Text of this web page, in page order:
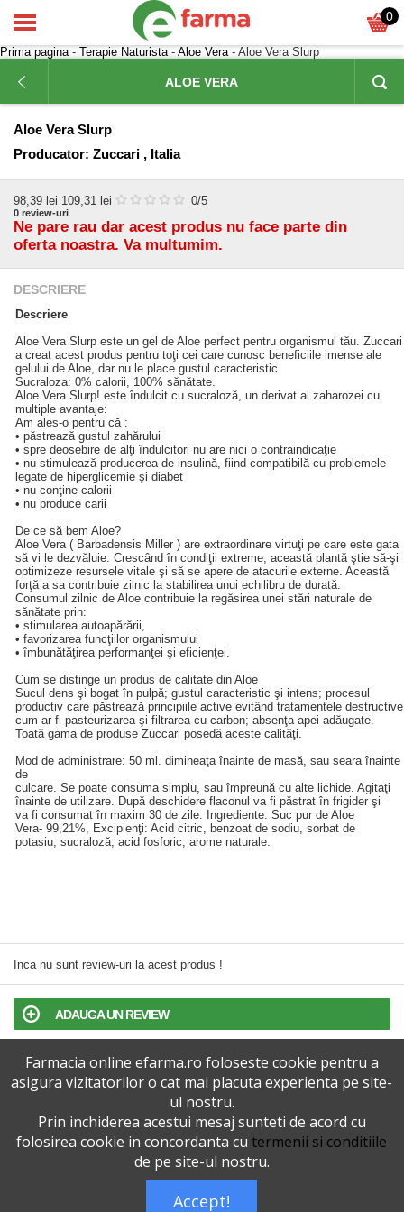
0
Prima pagina- Terapie Naturista- Aloe Vera- Aloe Vera Slurp
ALOE VERA
Aloe Vera Slurp
Producator: Zuccari , Italia
98,39 lei 109,31 lei 0/5
0 review-uri
Ne pare rau dar acest produs nu face parte din
oferta noastra. Va multumim.
DESCRIERE
Descriere
Aloe Vera Slurp este un gel de Aloe perfect pentru organismul tău. Zuccari
a creat acest produs pentru toţi cei care cunosc beneficiile imense ale
gelului de Aloe, dar nu le place gustul caracteristic.
Sucraloza: 0% calorii, 100% sănătate.
Aloe Vera Slurp! este îndulcit cu sucraloză, un derivat al zaharozei cu
multiple avantaje:
Am ales-o pentru că :
• păstrează gustul zahărului
• spre deosebire de alţi îndulcitori nu are nici o contraindicaţie
• nu stimulează producerea de insulină, fiind compatibilă cu problemele
legate de hiperglicemie şi diabet
• nu conţine calorii
• nu produce carii
De ce să bem Aloe?
Aloe Vera ( Barbadensis Miller ) are extraordinare virtuţi pe care este gata
să vi le dezvăluie. Crescând în condiţii extreme, această plantă ştie să-şi
optimizeze resursele vitale şi să se apere de atacurile externe. Această
forţă a sa contribuie zilnic la stabilirea unui echilibru de durată.
Consumul zilnic de Aloe contribuie la regăsirea unei stări naturale de
sănătate prin:
• stimularea autoapărării,
• favorizarea funcţiilor organismului
• îmbunătăţirea performanţei şi eficienţei.
Cum se distinge un produs de calitate din Aloe
Sucul dens şi bogat în pulpă; gustul caracteristic şi intens; procesul
productiv care păstrează principiile active evitând tratamentele destructive
cum ar fi pasteurizarea şi filtrarea cu carbon; absenţa apei adăugate.
Toată gama de produse Zuccari posedă aceste calităţi.
Mod de administrare: 50 ml. dimineaţa înainte de masă, sau seara înainte
de
culcare. Se poate consuma simplu, sau împreună cu alte lichide. Agitaţi
înainte de utilizare. După deschidere flaconul va fi păstrat în frigider şi
va fi consumat în maxim 30 de zile. Ingrediente: Suc pur de Aloe
Vera- 99,21%, Excipienţi: Acid citric, benzoat de sodiu, sorbat de
potasiu, sucraloză, acid fosforic, arome naturale.
Inca nu sunt review-uri la acest produs !
ADAUGA UN REVIEW
TERMENI SI CONDITII
POLITICA DE CONFIDENTIALITATE
VERSIUNEA DESKTOP
Farmacia online efarma.ro foloseste cookie pentru a
asigura vizitatorilor o cat mai placuta experienta pe site-
ul nostru.
Prin inchiderea acestui mesaj sunteti de acord cu
folosirea cookie in concordanta cu termenii si conditiile
de pe site-ul nostru.
Accept!